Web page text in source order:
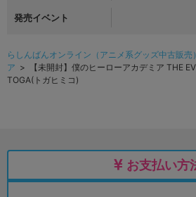
発売イベント
らしんばんオンライン（アニメ系グッズ中古販売
ア > 【未開封】僕のヒーローアカデミア THE
TOGA(トガヒミコ)
お支払い方